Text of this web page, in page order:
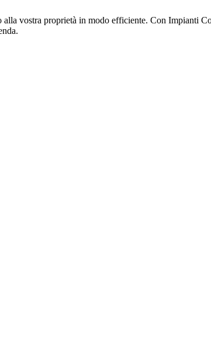
alla vostra proprietà in modo efficiente. Con Impianti